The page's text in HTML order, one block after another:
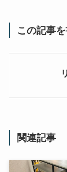
この記事
関連記事